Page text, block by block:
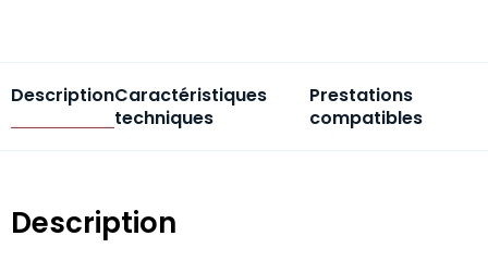
DescriptionCaractéristiques
techniques
Prestations
compatibles
Description